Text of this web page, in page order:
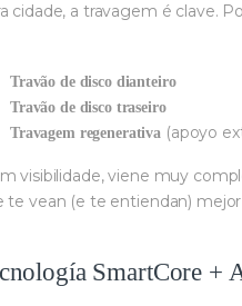
cidade, a travagem é clave.
Travão de disco dianteiro
Travão de disco traseiro
Travagem regenerativa (apoyo
visibilidade, viene muy
te vean (e te entiendan)
SmartCore +